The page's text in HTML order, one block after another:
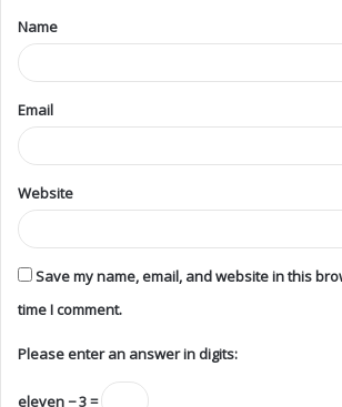
Name
Email
Website
Save my name, email, and website in this
time I comment.
Please enter an answer in digits:
eleven − 3 =